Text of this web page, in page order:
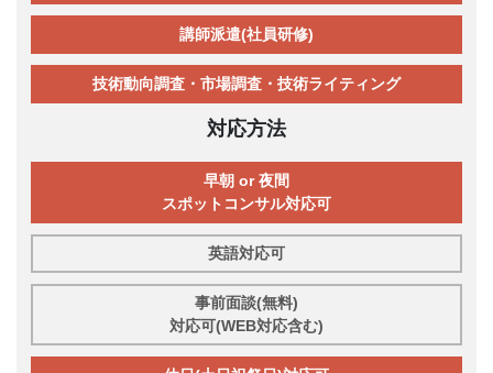
講師派遣(社員研修)
技術動向調査・市場調査・技術ライティング
対応方法
早朝 or 夜間
スポットコンサル対応可
英語対応可
事前面談(無料)
対応可(WEB対応含む)